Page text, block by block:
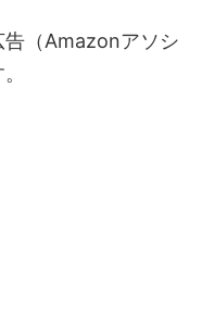
告（Amazonアソシ